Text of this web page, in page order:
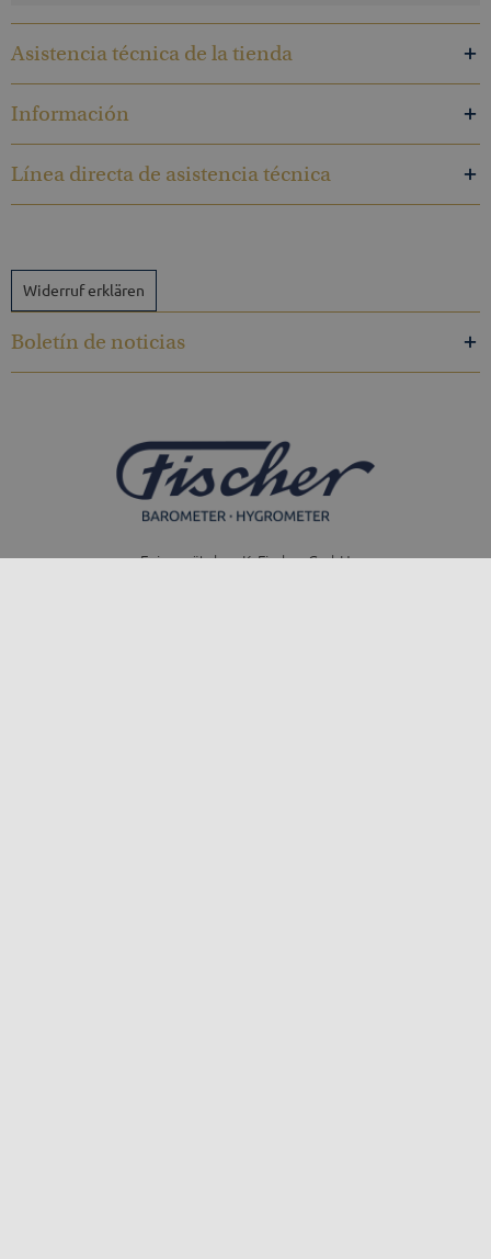
Feingerätebau K. Fischer GmbH
Asistencia técnica de la tienda
Información
Línea directa de asistencia técnica
Widerruf erklären
Boletín de noticias